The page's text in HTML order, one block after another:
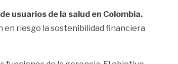
usuarios de la salud en Colombia.
en riesgo la sostenibilidad financiera